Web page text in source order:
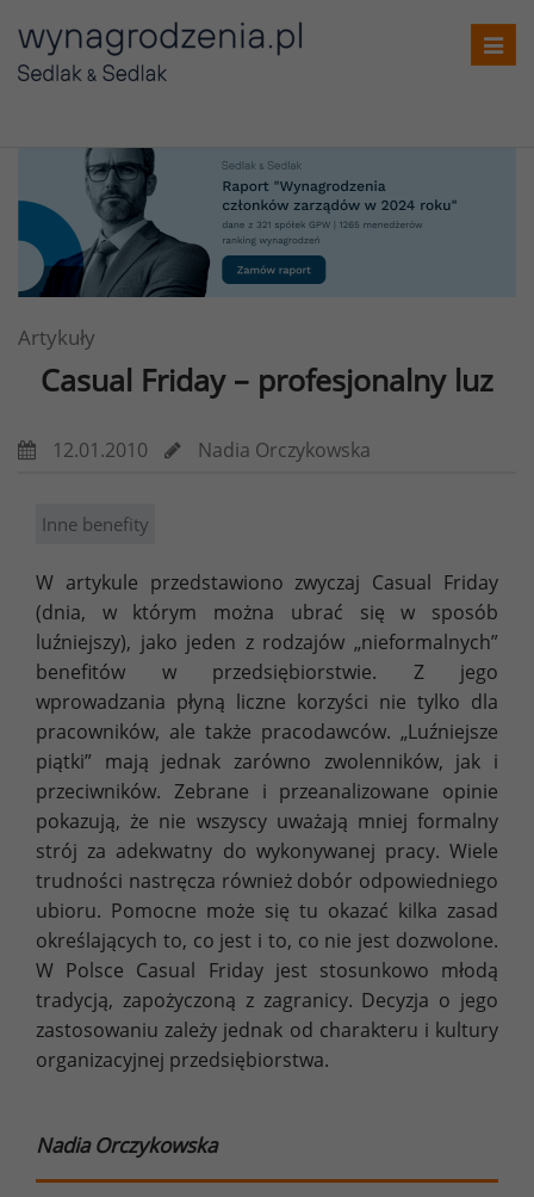
Artykuły
Casual Friday – profesjonalny luz
12.01.2010 Nadia Orczykowska
Inne benefity
W artykule przedstawiono zwyczaj Casual Friday
(dnia, w którym można ubrać się w sposób
luźniejszy), jako jeden z rodzajów „nieformalnych”
benefitów w przedsiębiorstwie. Z jego
wprowadzania płyną liczne korzyści nie tylko dla
pracowników, ale także pracodawców. „Luźniejsze
piątki” mają jednak zarówno zwolenników, jak i
przeciwników. Zebrane i przeanalizowane opinie
pokazują, że nie wszyscy uważają mniej formalny
strój za adekwatny do wykonywanej pracy. Wiele
trudności nastręcza również dobór odpowiedniego
ubioru. Pomocne może się tu okazać kilka zasad
określających to, co jest i to, co nie jest dozwolone.
W Polsce Casual Friday jest stosunkowo młodą
tradycją, zapożyczoną z zagranicy. Decyzja o jego
zastosowaniu zależy jednak od charakteru i kultury
organizacyjnej przedsiębiorstwa.
Nadia Orczykowska